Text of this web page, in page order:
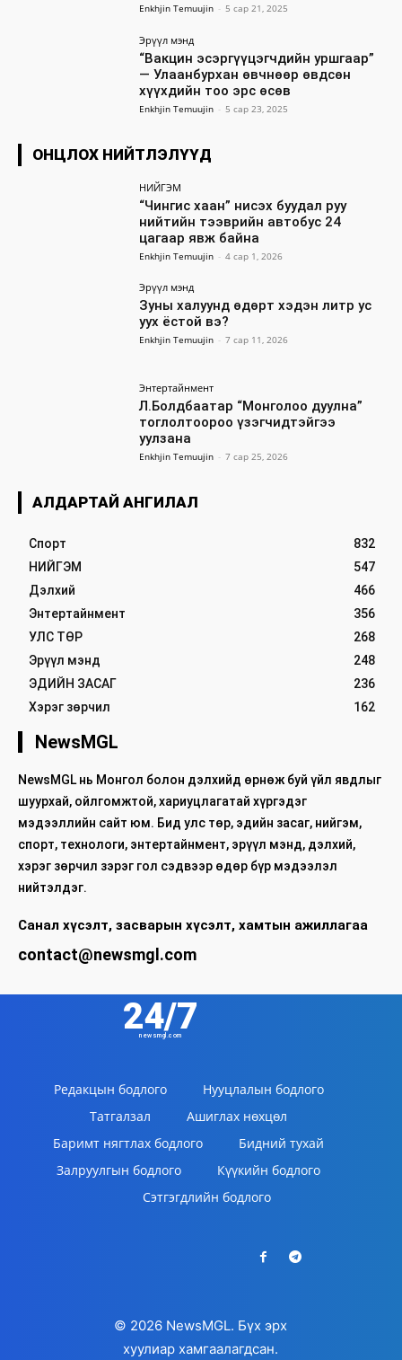
Enkhjin Temuujin - 5 сар 21, 2025
Эрүүл мэнд
“Вакцин эсэргүүцэгчдийн уршгаар”
— Улаанбурхан өвчнөөр өвдсөн
хүүхдийн тоо эрс өсөв
Enkhjin Temuujin - 5 сар 23, 2025
ОНЦЛОХ НИЙТЛЭЛҮҮД
НИЙГЭМ
“Чингис хаан” нисэх буудал руу
нийтийн тээврийн автобус 24
цагаар явж байна
Enkhjin Temuujin - 4 сар 1, 2026
Эрүүл мэнд
Зуны халуунд өдөрт хэдэн литр ус
уух ёстой вэ?
Enkhjin Temuujin - 7 сар 11, 2026
Энтертайнмент
Л.Болдбаатар “Монголоо дуулна”
тоглолтоороо үзэгчидтэйгээ
уулзана
Enkhjin Temuujin - 7 сар 25, 2026
АЛДАРТАЙ АНГИЛАЛ
Спорт
832
НИЙГЭМ
547
Дэлхий
466
Энтертайнмент
356
УЛС ТӨР
268
Эрүүл мэнд
248
ЭДИЙН ЗАСАГ
236
Хэрэг зөрчил
162
NewsMGL
NewsMGL нь Монгол болон дэлхийд өрнөж буй үйл явдлыг
шуурхай, ойлгомжтой, хариуцлагатай хүргэдэг
мэдээллийн сайт юм. Бид улс төр, эдийн засаг, нийгэм,
спорт, технологи, энтертайнмент, эрүүл мэнд, дэлхий,
хэрэг зөрчил зэрэг гол сэдвээр өдөр бүр мэдээлэл
нийтэлдэг.
Санал хүсэлт, засварын хүсэлт, хамтын ажиллагаа
contact@newsmgl.com
24/7
newsmgl.com
Редакцын бодлого
Нууцлалын бодлого
Татгалзал
Ашиглах нөхцөл
Баримт нягтлах бодлого
Бидний тухай
Залруулгын бодлого
Күүкийн бодлого
Сэтгэгдлийн бодлого
© 2026 NewsMGL. Бүх эрх
хуулиар хамгаалагдсан.